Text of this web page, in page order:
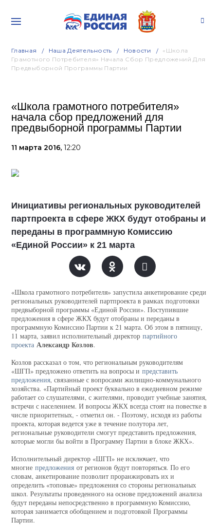
Главная Наша Деятельность Новости
«Школа
Грамотного Потребителя» Начала Сбор Предложений Для
Предвыборной Программы Партии
«Школа грамотного потребителя»
начала сбор предложений для
предвыборной программы Партии
11 марта 2016, 12:20
Инициативы региональных руководителей
партпроекта в сфере ЖКХ будут отобраны и
переданы в программную Комиссию
«Единой России» к 21 марта
«Школа грамотного потребителя» запустила анкетирование среди
региональных руководителей партпроекта в рамках подготовки
предвыборной программы «Единой России». Поступившие
предложения в сфере ЖКХ будут отобраны и переданы в
программную Комиссию Партии к 21 марта. Об этом в пятницу,
11 марта, заявил исполнительный директор партийного
проекта Александр Козлов.
Козлов рассказал о том, что региональным руководителям
«ШГП» предложено ответить на вопросы и представить
предложения, связанные с вопросами жилищно-коммунального
хозяйства. «Партийный проект буквально в ежедневном режиме
работает со слушателями, с жителями, проводит учебные занятия,
встречи с населением. И вопросы ЖКХ всегда стоят на повестке в
числе приоритетных, - отметил он. - Поэтому, исходя из работы
проекта, которая ведется уже в течение полутора лет,
региональные руководители смогут представить предложения,
которые могли бы войти в Программу Партии в блоке ЖКХ».
Исполнительный директор «ШГП» не исключает, что
многие предложения от регионов будут повторяться. По его
словам, анкетирование позволит проранжировать их и
определить «топовые» предложения со стороны региональных
школ. Результаты проведенного на основе предложений анализа
будут переданы непосредственно в программную Комиссию,
которая занимается обобщением и подготовкой Программы
Партии.